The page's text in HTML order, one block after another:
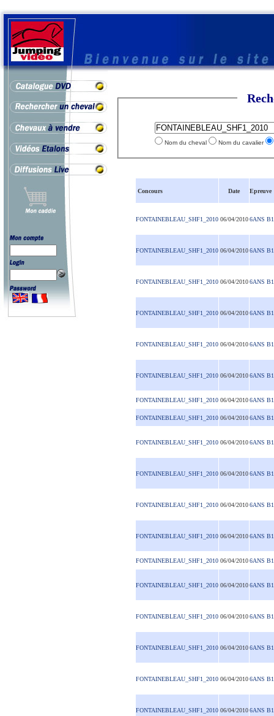
Nom du cheval Nom du cavalier
Concours Date Epreuve
FONTAINEBLEAU_SHF1_2010 06/04/2010 6ANS B1
FONTAINEBLEAU_SHF1_2010 06/04/2010 6ANS B1
FONTAINEBLEAU_SHF1_2010 06/04/2010 6ANS B1
FONTAINEBLEAU_SHF1_2010 06/04/2010 6ANS B1
FONTAINEBLEAU_SHF1_2010 06/04/2010 6ANS B1
FONTAINEBLEAU_SHF1_2010 06/04/2010 6ANS B1
FONTAINEBLEAU_SHF1_2010 06/04/2010 6ANS B1
FONTAINEBLEAU_SHF1_2010 06/04/2010 6ANS B1
FONTAINEBLEAU_SHF1_2010 06/04/2010 6ANS B1
FONTAINEBLEAU_SHF1_2010 06/04/2010 6ANS B1
FONTAINEBLEAU_SHF1_2010 06/04/2010 6ANS B1
FONTAINEBLEAU_SHF1_2010 06/04/2010 6ANS B1
FONTAINEBLEAU_SHF1_2010 06/04/2010 6ANS B1
FONTAINEBLEAU_SHF1_2010 06/04/2010 6ANS B1
FONTAINEBLEAU_SHF1_2010 06/04/2010 6ANS B1
FONTAINEBLEAU_SHF1_2010 06/04/2010 6ANS B1
FONTAINEBLEAU_SHF1_2010 06/04/2010 6ANS B1
FONTAINEBLEAU_SHF1_2010 06/04/2010 6ANS B1